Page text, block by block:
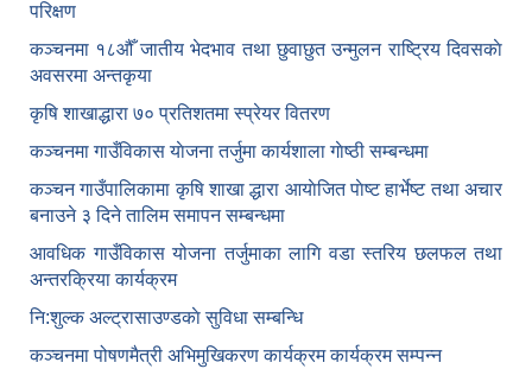
परिक्षण
कञ्‍चनमा १८औँ जातीय भेदभाव तथा छुवाछुत उन्मुलन राष्ट्रिय दिवसकाे
अवसरमा अन्तकृया
कृषि शाखाद्धारा ७० प्रतिशतमा स्प्रेयर वितरण
कञ्‍चनमा गाउँविकास याेजना तर्जुमा कार्यशाला गाेष्ठी सम्बन्धमा
कञ्‍चन गाउँपालिकामा कृषि शाखा द्धारा आयाेजित पाेष्ट हार्भेष्ट तथा अचार
बनाउने ३ दिने तालिम समापन सम्बन्‍धमा
आवधिक गाउँविकास योजना तर्जुमाका लागि वडा स्तरिय छलफल तथा
अन्तरक्रिया कार्यक्रम
नि:शुल्क अल्ट्रासाउण्डकाे सुविधा सम्बन्धि
कञ्चनमा पोषणमैत्री अभिमुखिकरण कार्यक्रम कार्यक्रम सम्पन्न